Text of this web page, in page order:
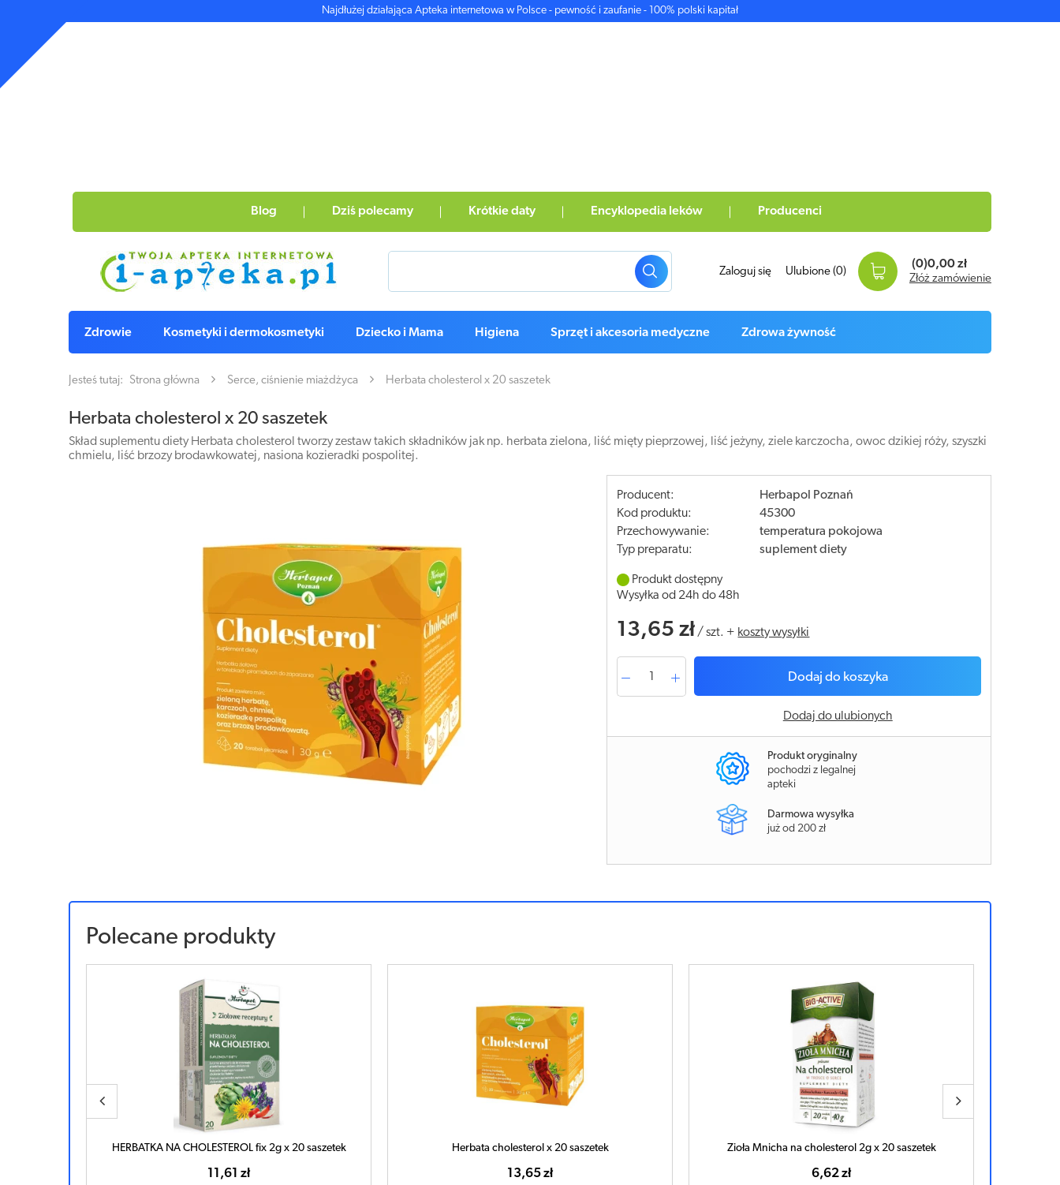
Najdłużej działająca Apteka internetowa w Polsce - pewność i zaufanie - 100% polski kapitał
Blog Dziś polecamy Krótkie daty Encyklopedia leków Producenci
Zaloguj się Ulubione (0)
(0)0,00 zł
Złóż zamówienie
Zdrowie Kosmetyki i dermokosmetyki Dziecko i Mama Higiena Sprzęt i akcesoria medyczne Zdrowa żywność
Jesteś tutaj: Strona główna Serce, ciśnienie miażdżyca Herbata cholesterol x 20 saszetek
Herbata cholesterol x 20 saszetek
Skład suplementu diety Herbata cholesterol tworzy zestaw takich składników jak np. herbata zielona, liść mięty pieprzowej, liść jeżyny, ziele karczocha, owoc dzikiej róży, szyszki
chmielu, liść brzozy brodawkowatej, nasiona kozieradki pospolitej.
Producent:
Herbapol Poznań
Kod produktu:
45300
Przechowywanie:
temperatura pokojowa
Typ preparatu:
suplement diety
Produkt dostępny
Wysyłka od 24h do 48h
13,65 zł /szt. + koszty wysyłki
Dodaj do koszyka
Dodaj do ulubionych
Produkt oryginalny
pochodzi z legalnej
apteki
Darmowa wysyłka
już od 200 zł
Polecane produkty
Herbata cholesterol x 20 saszetek
13,65 zł
Zioła Mnicha na cholesterol 2g x 20 saszetek
6,62 zł
APTEO NATURA Herbatka na cholesterol x 20 saszetek
9,44 zł